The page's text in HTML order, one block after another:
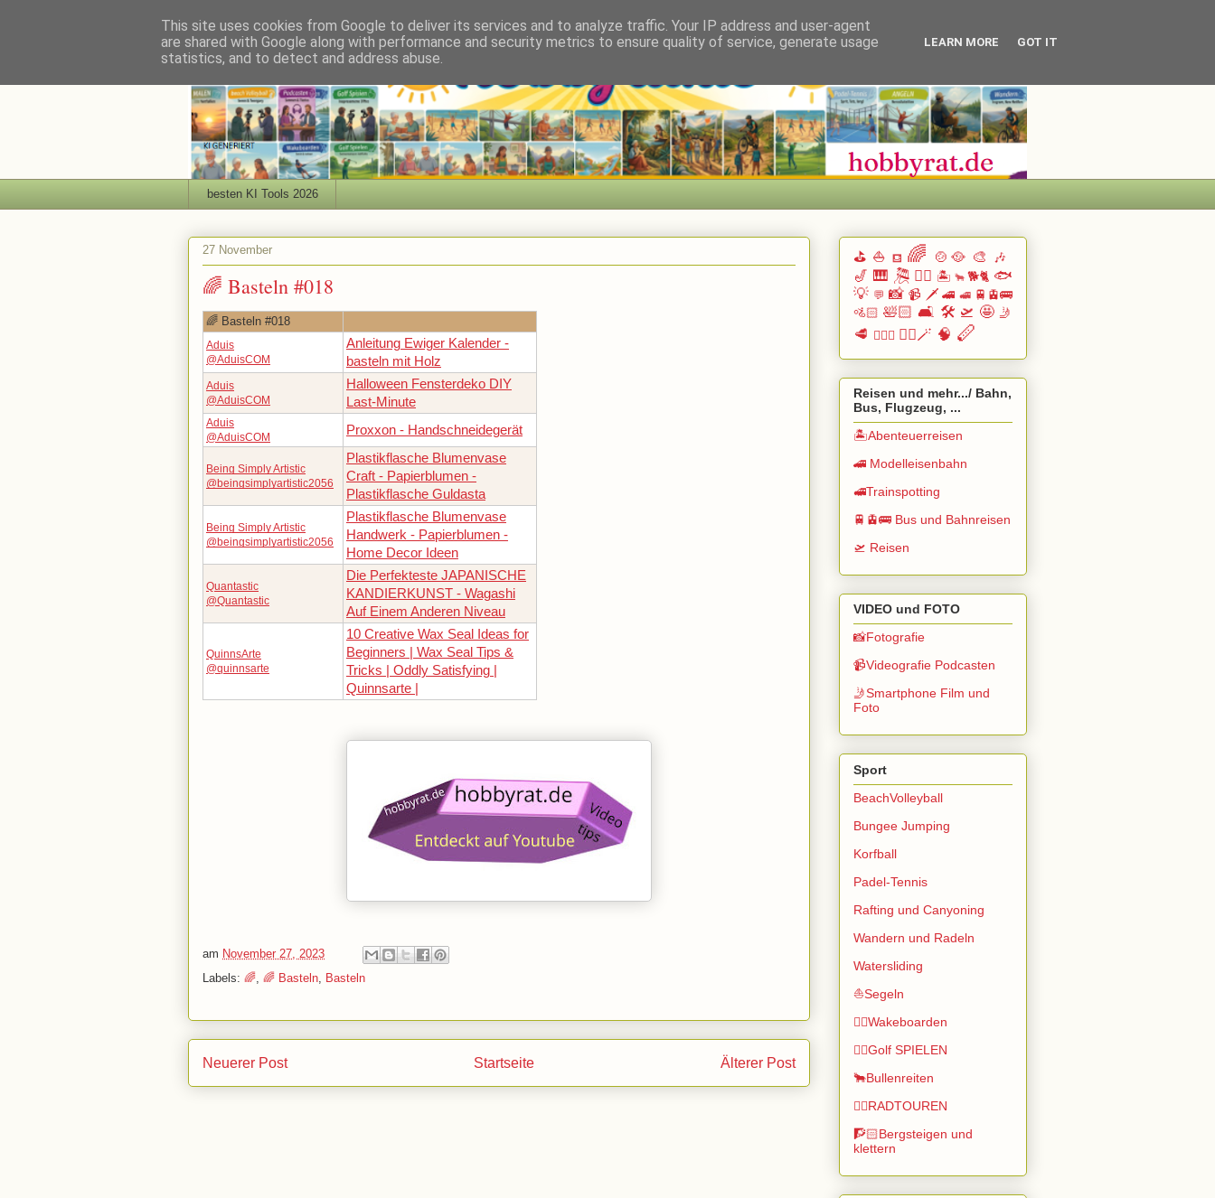
besten KI Tools 2026
27 November
🌈 Basteln #018
🌈 Basteln #018
Aduis
@AduisCOM
Anleitung Ewiger Kalender -
basteln mit Holz
Aduis
@AduisCOM
Halloween Fensterdeko DIY
Last-Minute
Aduis
@AduisCOM
Proxxon - Handschneidegerät
Being Simply Artistic
@beingsimplyartistic2056
Plastikflasche Blumenvase
Craft - Papierblumen -
Plastikflasche Guldasta
Being Simply Artistic
@beingsimplyartistic2056
Plastikflasche Blumenvase
Handwerk - Papierblumen -
Home Decor Ideen
Quantastic
@Quantastic
Die Perfekteste JAPANISCHE
KANDIERKUNST - Wagashi
Auf Einem Anderen Niveau
QuinnsArte
@quinnsarte
10 Creative Wax Seal Ideas for
Beginners | Wax Seal Tips &
Tricks | Oddly Satisfying |
Quinnsarte |
am November 27, 2023
Labels: 🌈 🌈 Basteln Basteln
Neuerer Post Älterer Post
Startseite
⛳ ⛵ ⛾ 🌈 🍲🥘 🎨 🎶
🎷 🎹 🎘 🏄🏽 🏝️ 🐂 🐕🐈 🐟
💡 💬 📸 📹 🗡️ 🚄 🚅 🚆🚊🚌
🚵🏻 🛀🏻 🛋️ 🛠️ 🛫 🤩 🤳
🥩 🧗🏻‍♀️ 🧙‍♂️🪄 🧠 🪈
Reisen und mehr.../ Bahn,
Bus, Flugzeug, ...
🏝️Abenteuerreisen
🚄 Modelleisenbahn
🚅Trainspotting
🚆🚊🚌 Bus und Bahnreisen
🛫 Reisen
VIDEO und FOTO
📸Fotografie
📹Videografie Podcasten
🤳Smartphone Film und
Foto
Sport
BeachVolleyball
Bungee Jumping
Korfball
Padel-Tennis
Rafting und Canyoning
Wandern und Radeln
Watersliding
⛵Segeln
🏄🏽Wakeboarden
🏌️‍♂️Golf SPIELEN
🐂Bullenreiten
🚴‍♂️RADTOUREN
🧗🏻Bergsteigen und
klettern
This site uses cookies from Google to deliver its services and to analyze traffic. Your IP address and user-agent
are shared with Google along with performance and security metrics to ensure quality of service, generate usage
statistics, and to detect and address abuse.
LEARN MORE GOT IT